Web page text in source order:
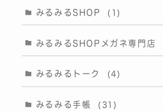
みるみるSHOP (1)
みるみるSHOPメガネ専門店
みるみるトーク (4)
みるみる手帳 (31)